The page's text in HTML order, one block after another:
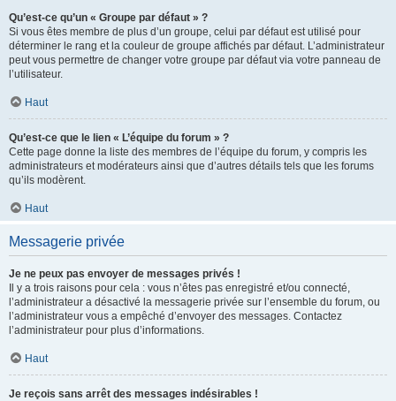
Qu’est-ce qu’un « Groupe par défaut » ?
Si vous êtes membre de plus d’un groupe, celui par défaut est utilisé pour
déterminer le rang et la couleur de groupe affichés par défaut. L’administrateur
peut vous permettre de changer votre groupe par défaut via votre panneau de
l’utilisateur.
Haut
Qu’est-ce que le lien « L’équipe du forum » ?
Cette page donne la liste des membres de l’équipe du forum, y compris les
administrateurs et modérateurs ainsi que d’autres détails tels que les forums
qu’ils modèrent.
Haut
Messagerie privée
Je ne peux pas envoyer de messages privés !
Il y a trois raisons pour cela : vous n’êtes pas enregistré et/ou connecté,
l’administrateur a désactivé la messagerie privée sur l’ensemble du forum, ou
l’administrateur vous a empêché d’envoyer des messages. Contactez
l’administrateur pour plus d’informations.
Haut
Je reçois sans arrêt des messages indésirables !